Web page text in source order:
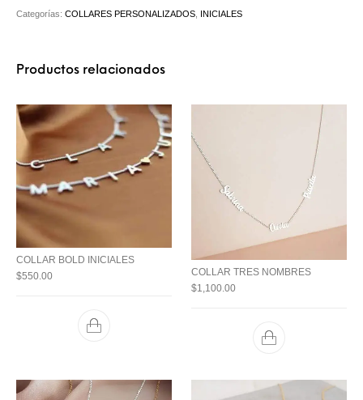
Categorías:COLLARES PERSONALIZADOS INICIALES
Productos relacionados
COLLAR BOLD INICIALES
$550.00
COLLAR TRES NOMBRES
$1,100.00